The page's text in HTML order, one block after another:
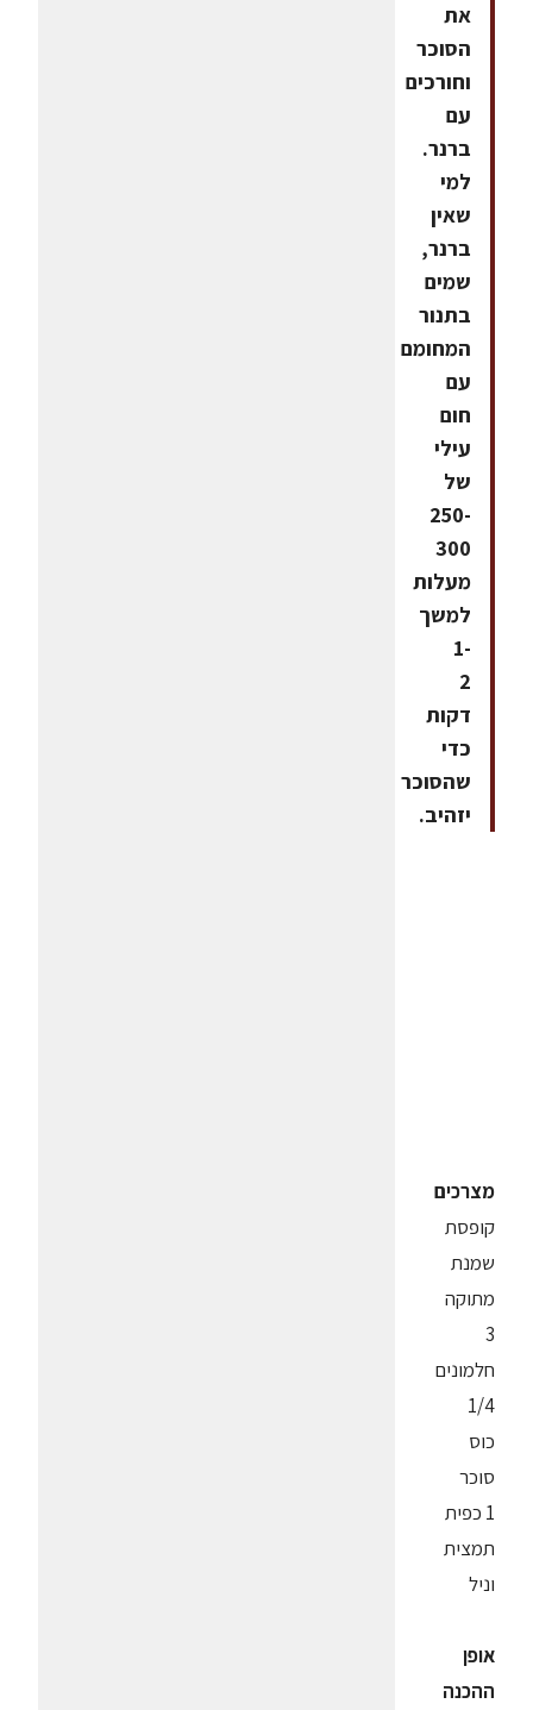
את
הסוכר
וחורכים
עם
ברנר.
למי
שאין
ברנר,
שמים
בתנור
המחומם
עם
חום
עילי
של
250-
300
מעלות
למשך
1-
2
דקות
כדי
שהסוכר
יזהיב.
מצרכים
קופסת
שמנת
מתוקה
3
חלמונים
1/4
כוס
סוכר
1 כפית
תמצית
וניל
אופן
ההכנה